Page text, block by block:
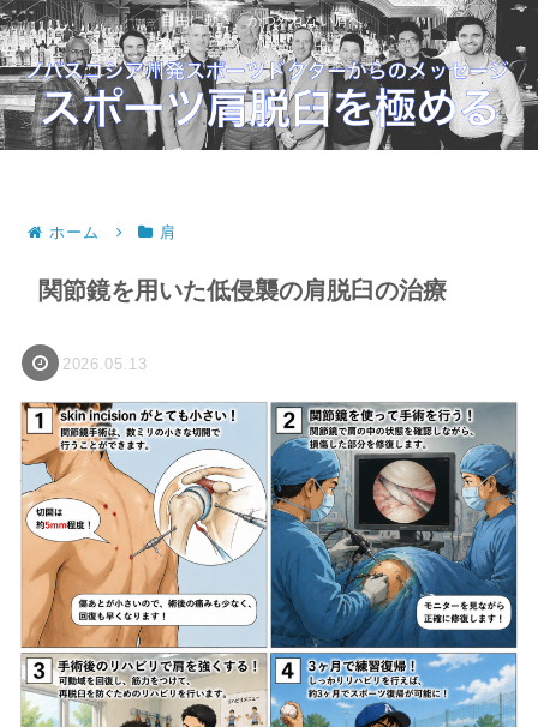
自由に動き、かつ外れない肩へ。
ホーム 肩
関節鏡を用いた低侵襲の肩脱臼の治療
2026.05.13